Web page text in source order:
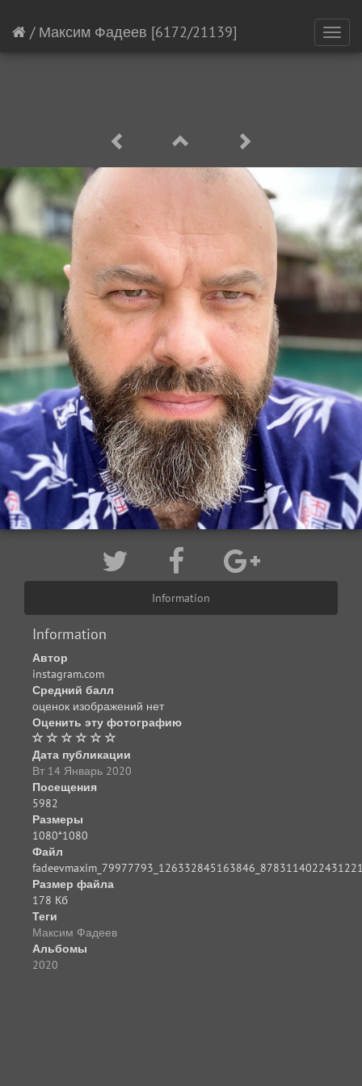
/ Максим Фадеев [6172/21139]
Information
Information
Автор
instagram.com
Средний балл
оценок изображений нет
Оценить эту фотографию
Дата публикации
Вт 14 Январь 2020
Посещения
5982
Размеры
1080*1080
Файл
Размер файла
178 Кб
Теги
Максим Фадеев
Альбомы
2020